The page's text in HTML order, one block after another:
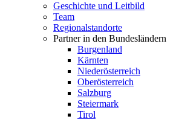
Geschichte und Leitbild
Team
Regionalstandorte
Partner in den Bundesländern
Burgenland
Kärnten
Niederösterreich
Oberösterreich
Salzburg
Steiermark
Tirol